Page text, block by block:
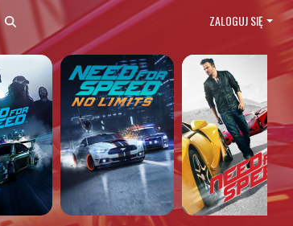
ZALOGUJ SIĘ